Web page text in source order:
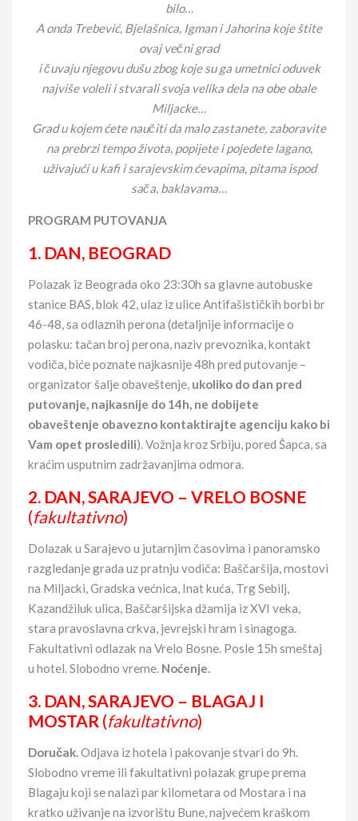
bilo…
A onda Trebević, Bjelašnica, Igman i Jahorina koje štite
ovaj večni grad
i čuvaju njegovu dušu zbog koje su ga umetnici oduvek
najviše voleli i stvarali svoja velika dela na obe obale
Miljacke…
Grad u kojem ćete naučiti da malo zastanete, zaboravite
na prebrzi tempo života, popijete i pojedete lagano,
uživajući u kafi i sarajevskim ćevapima, pitama ispod
sača, baklavama…
PROGRAM PUTOVANJA
1. DAN, BEOGRAD
Polazak iz Beograda oko 23:30h sa glavne autobuske
stanice BAS, blok 42, ulaz iz ulice Antifašističkih borbi br
46-48, sa odlaznih perona (detaljnije informacije o
polasku: tačan broj perona, naziv prevoznika, kontakt
vodiča, biće poznate najkasnije 48h pred putovanje –
organizator šalje obaveštenje, ukoliko do dan pred
putovanje, najkasnije do 14h, ne dobijete
obaveštenje obavezno kontaktirajte agenciju kako bi
Vam opet prosledili). Vožnja kroz Srbiju, pored Šapca, sa
kraćim usputnim zadržavanjima odmora.
2. DAN, SARAJEVO – VRELO BOSNE
(fakultativno)
Dolazak u Sarajevo u jutarnjim časovima i panoramsko
razgledanje grada uz pratnju vodiča: Baščaršija, mostovi
na Miljacki, Gradska većnica, Inat kuća, Trg Sebilj,
Kazandžiluk ulica, Baščaršijska džamija iz XVI veka,
stara pravoslavna crkva, jevrejski hram i sinagoga.
Fakultativni odlazak na Vrelo Bosne. Posle 15h smeštaj
u hotel. Slobodno vreme. Noćenje.
3. DAN, SARAJEVO – BLAGAJ I
MOSTAR (fakultativno)
Doručak.Odjava iz hotela i pakovanje stvari do 9h.
Slobodno vreme ili fakultativni polazak grupe prema
Blagaju koji se nalazi par kilometara od Mostara i na
kratko uživanje na izvorištu Bune, najvećem kraškom